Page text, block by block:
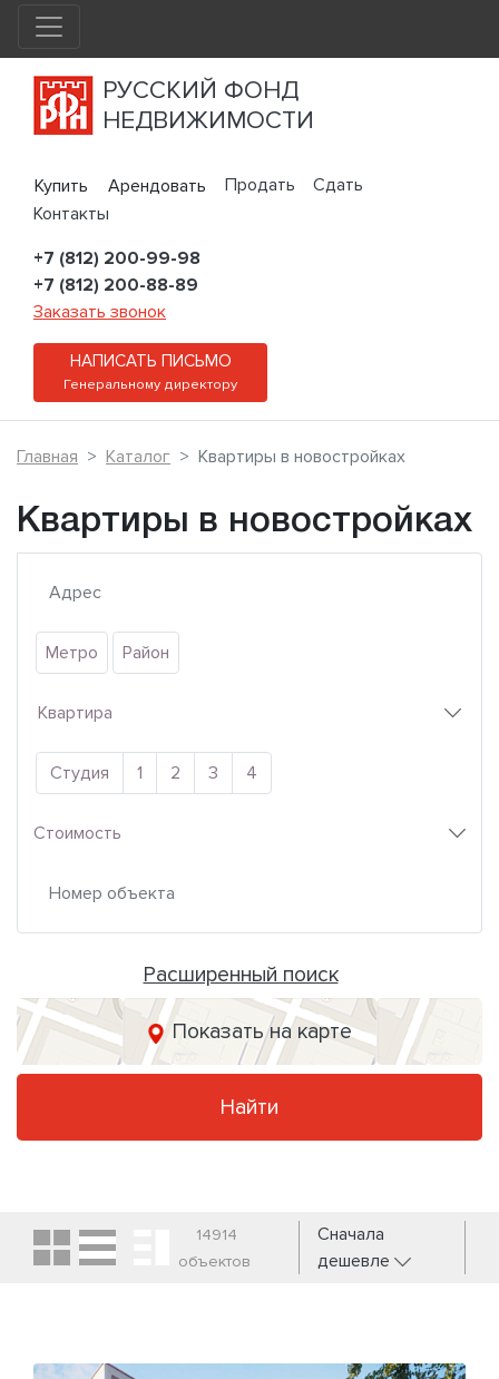
РУССКИЙ ФОНД
НЕДВИЖИМОСТИ
Купить Арендовать Продать
Сдать
Контакты
+7 (812) 200-99-98
+7 (812) 200-88-89
Заказать звонок
НАПИСАТЬ ПИСЬМО
Генеральному директору
Главная Каталог Квартиры в новостройках
Квартиры в новостройках
Метро Район
Квартира
Студия 1 2 3 4
Стоимость
Расширенный поиск
Показать на карте
Найти
14914
объектов
Сначала
дешевле